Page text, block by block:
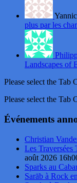
plus par les
Landscapes of
Please select the Tab
Please select the Tab
Événements
Christian
Les Traversées
août 2026
Sparks au
Sarāb à Rock